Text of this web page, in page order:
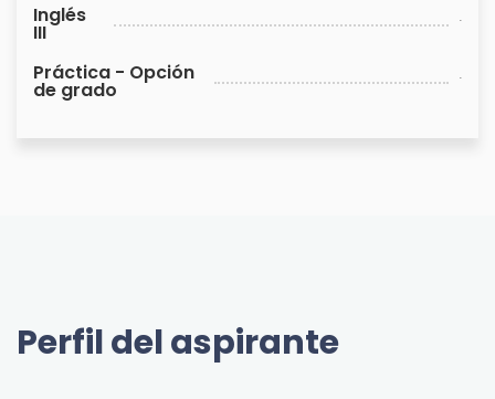
Inglés
III
.
Práctica - Opción
de grado
.
Perfil del aspirante